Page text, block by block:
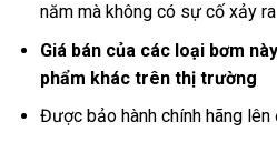
năm mà không có sự cố xảy ra
Giá bán của các loại bơm
phẩm khác trên thị trường
Được bảo hành chính hãng lên